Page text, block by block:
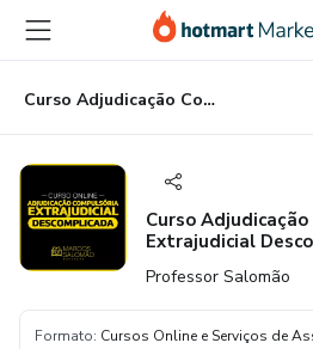
para
conteúdo
principal
para
pagamento
para
rodapé
Curso Adjudicação Compulsória Extrajudicial Descomplicada
Curso
Extrajudicial
Professor Salomão
Formato: Cursos Online e Serviços de